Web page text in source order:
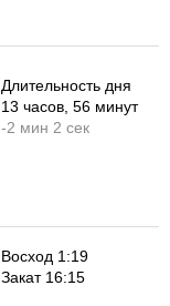
Длительность дня
13 часов , 56 минут
-2 мин 2 сек
Восход 1:19
Закат 16:15